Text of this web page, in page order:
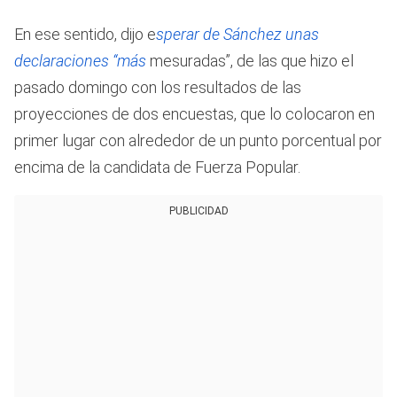
En ese sentido, dijo esperar de Sánchez unas
declaraciones “más mesuradas”, de las que hizo el
pasado domingo con los resultados de las
proyecciones de dos encuestas, que lo colocaron en
primer lugar con alrededor de un punto porcentual por
encima de la candidata de Fuerza Popular.
PUBLICIDAD